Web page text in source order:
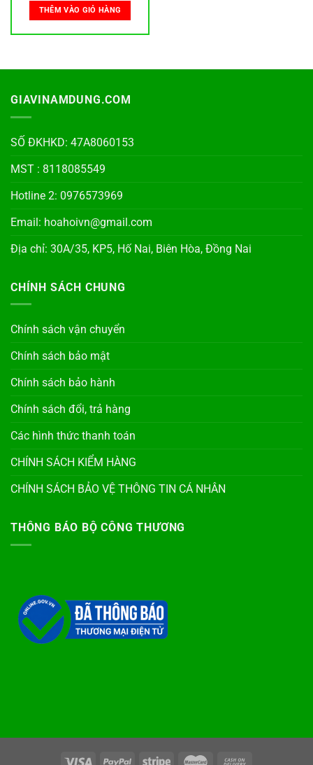
THÊM VÀO GIỎ HÀNG
GIAVINAMDUNG.COM
SỐ ĐKHKD: 47A8060153
MST : 8118085549
Hotline 2: 0976573969
Email: hoahoivn@gmail.com
Địa chỉ: 30A/35, KP5, Hố Nai, Biên Hòa, Đồng Nai
CHÍNH SÁCH CHUNG
Chính sách vận chuyển
Chính sách bảo mật
Chính sách bảo hành
Chính sách đổi, trả hàng
Các hình thức thanh toán
CHÍNH SÁCH KIỂM HÀNG
CHÍNH SÁCH BẢO VỆ THÔNG TIN CÁ NHÂN
THÔNG BÁO BỘ CÔNG THƯƠNG